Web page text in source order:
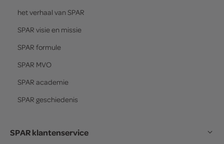
het verhaal van SPAR
SPAR visie en missie
SPAR formule
SPAR MVO
SPAR academie
SPAR geschiedenis
SPAR klantenservice